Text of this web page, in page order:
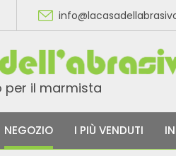
per il marmista
NEGOZIO I PIÙ VENDUTI